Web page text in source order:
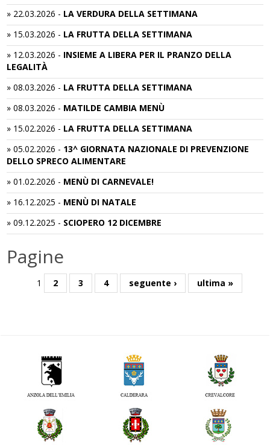
» 22.03.2026 - LA VERDURA DELLA SETTIMANA
» 15.03.2026 - LA FRUTTA DELLA SETTIMANA
» 12.03.2026 - INSIEME A LIBERA PER IL PRANZO DELLA
LEGALITÀ
» 08.03.2026 - LA FRUTTA DELLA SETTIMANA
» 08.03.2026 - MATILDE CAMBIA MENÙ
» 15.02.2026 - LA FRUTTA DELLA SETTIMANA
» 05.02.2026 - 13^ GIORNATA NAZIONALE DI PREVENZIONE
DELLO SPRECO ALIMENTARE
» 01.02.2026 - MENÙ DI CARNEVALE!
» 16.12.2025 - MENÙ DI NATALE
» 09.12.2025 - SCIOPERO 12 DICEMBRE
Pagine
1 2 3 4 seguente › ultima »